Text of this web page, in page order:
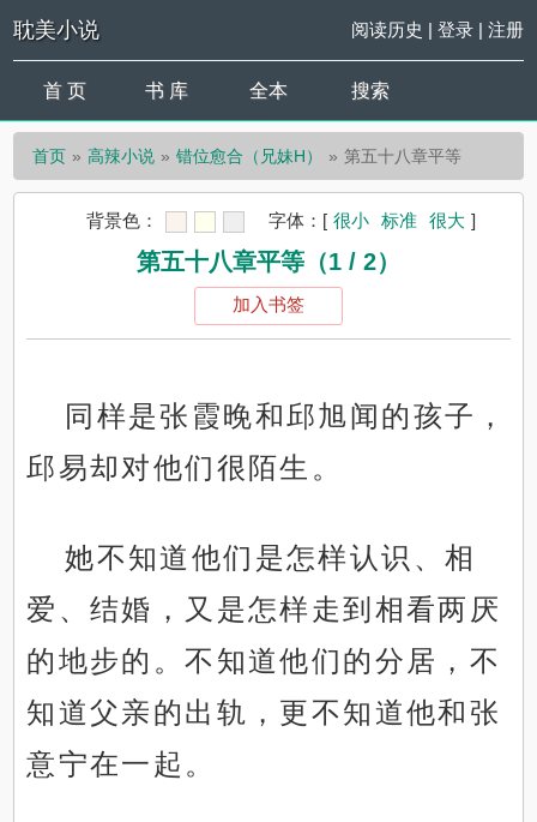
耽美小说 阅读历史 | 登录| 注册
首 页 书 库 全本 搜索
首页 高辣小说 错位愈合（兄妹H） 第五十八章平等
背景色： 字体： [ 很小 标准 很大 ]
第五十八章平等（1 / 2）
加入书签
同样是张霞晚和邱旭闻的孩子，
邱易却对他们很陌生。
她不知道他们是怎样认识、相
爱、结婚，又是怎样走到相看两厌
的地步的。不知道他们的分居，不
知道父亲的出轨，更不知道他和张
意宁在一起。